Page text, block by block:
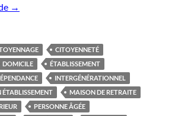
Synthèse du colloque Citoyennage Île
→
CITOYENNETÉ
DOMICILE
ÉTABLISSEMENT
INTERGÉNÉRATIONNEL
ÉTABLISSEMENT
MAISON DE RETRAITE
PERSONNE ÂGÉE